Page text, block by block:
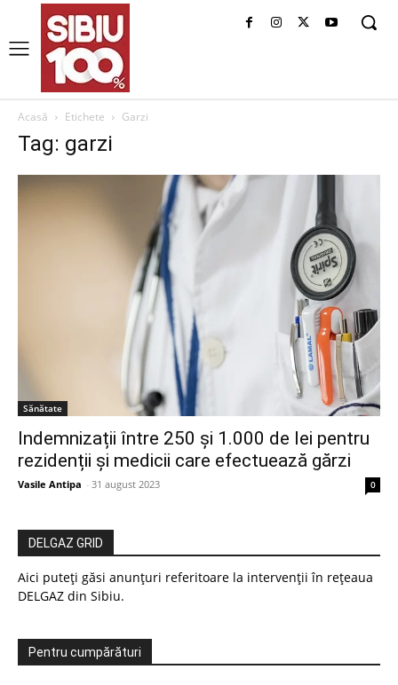
Acasă Etichete Garzi
Tag: garzi
Sănătate
Indemnizații între 250 și 1.000 de lei pentru
rezidenții și medicii care efectuează gărzi
Vasile Antipa - 31 august 2023 0
DELGAZ GRID
Aici puteți găsi anunțuri referitoare la intervenții în rețeaua
DELGAZ din Sibiu.
Pentru cumpărături